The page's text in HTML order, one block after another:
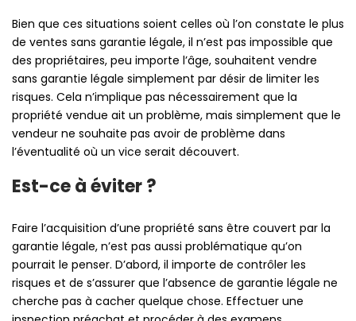
Bien que ces situations soient celles où l’on constate le plus
de ventes sans garantie légale, il n’est pas impossible que
des propriétaires, peu importe l’âge, souhaitent vendre
sans garantie légale simplement par désir de limiter les
risques. Cela n’implique pas nécessairement que la
propriété vendue ait un problème, mais simplement que le
vendeur ne souhaite pas avoir de problème dans
l’éventualité où un vice serait découvert.
Est-ce à éviter ?
Faire l’acquisition d’une propriété sans être couvert par la
garantie légale, n’est pas aussi problématique qu’on
pourrait le penser. D’abord, il importe de contrôler les
risques et de s’assurer que l’absence de garantie légale ne
cherche pas à cacher quelque chose. Effectuer une